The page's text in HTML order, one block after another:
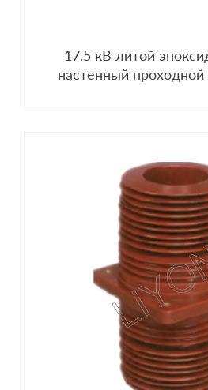
17.5 кВ литой
настенный